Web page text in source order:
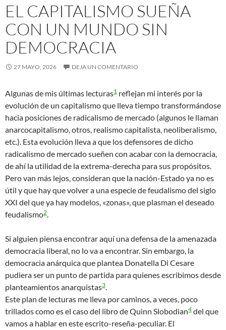
EL CAPITALISMO SUEÑA
CON UN MUNDO SIN
DEMOCRACIA
27 MAYO, 2026 DEJA UN COMENTARIO
Algunas de mis últimas lecturas1 reflejan mi interés por la
evolución de un capitalismo que lleva tiempo transformándose
hacia posiciones de radicalismo de mercado (algunos le llaman
anarcocapitalismo, otros, realismo capitalista, neoliberalismo,
etc.). Esta evolución lleva a que los defensores de dicho
radicalismo de mercado sueñen con acabar con la democracia,
de ahí la utilidad de la extrema-derecha para sus propósitos.
Pero van más lejos, consideran que la nación-Estado ya no es
útil y que hay que volver a una especie de feudalismo del siglo
XXI del que ya hay modelos, «zonas», que plasman el deseado
feudalismo2.
Si alguien piensa encontrar aquí una defensa de la amenazada
democracia liberal, no lo va a encontrar. Sin embargo, la
democracia anárquica que plantea Donatella Di Cesare
pudiera ser un punto de partida para quienes escribimos desde
planteamientos anarquistas3.
Este plan de lecturas me lleva por caminos, a veces, poco
trillados como es el caso del libro de Quinn Slobodian4 del que
vamos a hablar en este escrito-reseña-peculiar. El